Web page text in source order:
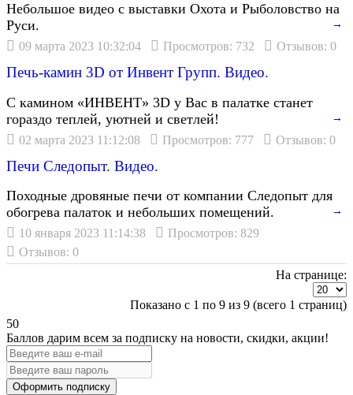
Небольшое видео с выставки Охота и Рыболовство на
Руси.
→
09 марта 2023 10:32:04 Просмотров: 732 Отзывов: 0
Печь-камин 3D от Инвент Групп. Видео.
С камином «ИНВЕНТ» 3D у Вас в палатке станет
гораздо теплей, уютней и светлей!
→
02 марта 2023 11:12:08 Просмотров: 777 Отзывов: 0
Печи Следопыт. Видео.
Походные дровяные печи от компании Следопыт для
обогрева палаток и небольших помещений.
→
10 января 2023 11:14:38
Просмотров: 829
Отзывов: 0
На странице:
Показано с 1 по 9 из 9 (всего 1 страниц)
50
Баллов дарим всем за подписку на новости, скидки, акции!
Оформить подписку